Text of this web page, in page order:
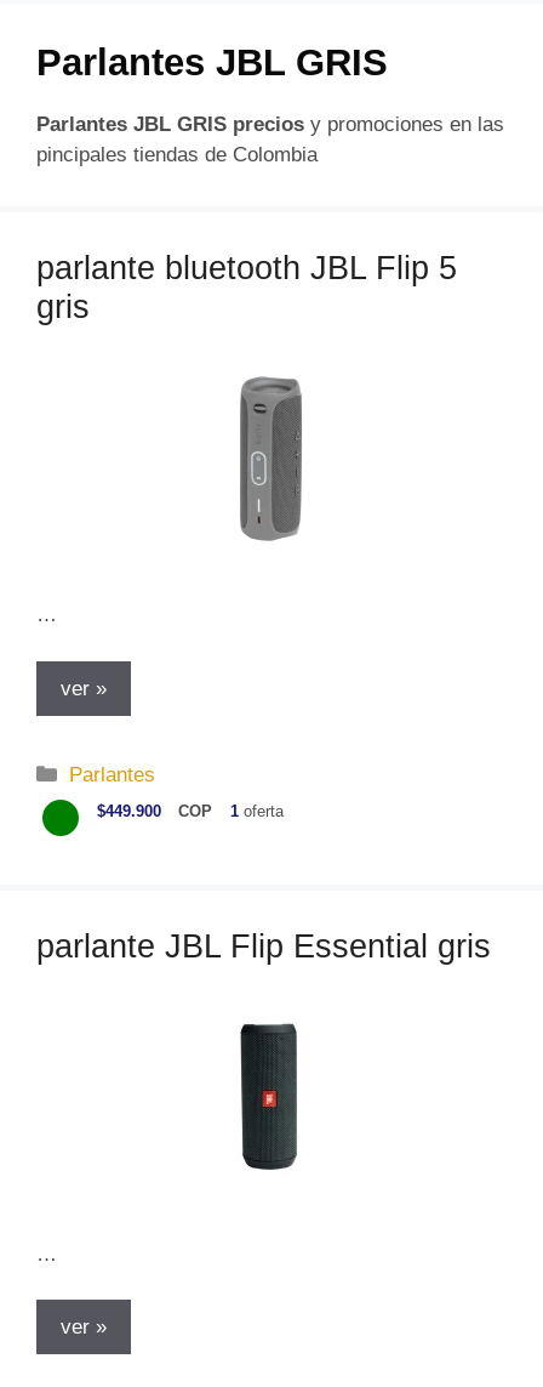
Parlantes JBL GRIS
Parlantes JBL GRIS precios y promociones en las
pincipales tiendas de Colombia
parlante bluetooth JBL Flip 5
gris
…
ver »
C
a
t
r
Parlantes
$449.900 COP 1 oferta
parlante JBL Flip Essential gris
…
ver »